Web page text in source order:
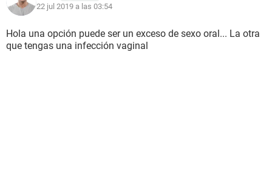
22 jul 2019 a las 03:54
Hola una opción puede ser un exceso de sexo oral... La otra
que tengas una infección vaginal